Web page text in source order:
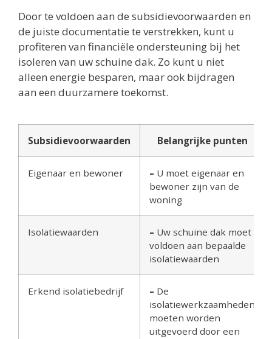
Door te voldoen aan de subsidievoorwaarden en
de juiste documentatie te verstrekken, kunt u
profiteren van financiële ondersteuning bij het
isoleren van uw schuine dak. Zo kunt u niet
alleen energie besparen, maar ook bijdragen
aan een duurzamere toekomst.
Subsidievoorwaarden Belangrijke punten
Eigenaar en bewoner – U moet eigenaar en
bewoner zijn van de
woning
Isolatiewaarden – Uw schuine dak moet
voldoen aan bepaalde
isolatiewaarden
Erkend isolatiebedrijf – De
isolatiewerkzaamheden
moeten worden
uitgevoerd door een